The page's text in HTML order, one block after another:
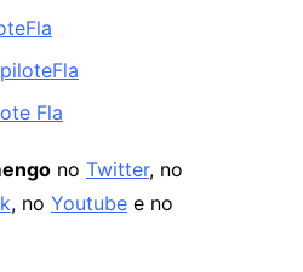
Fla
no Twitter, no
, no Youtubee no